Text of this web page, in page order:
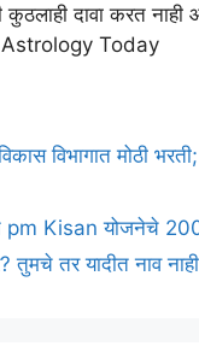
दावा करत नाही
Astrology Today
विभागात मोठी
pm Kisan योजनेचे
तुमचे तर यादीत नाव